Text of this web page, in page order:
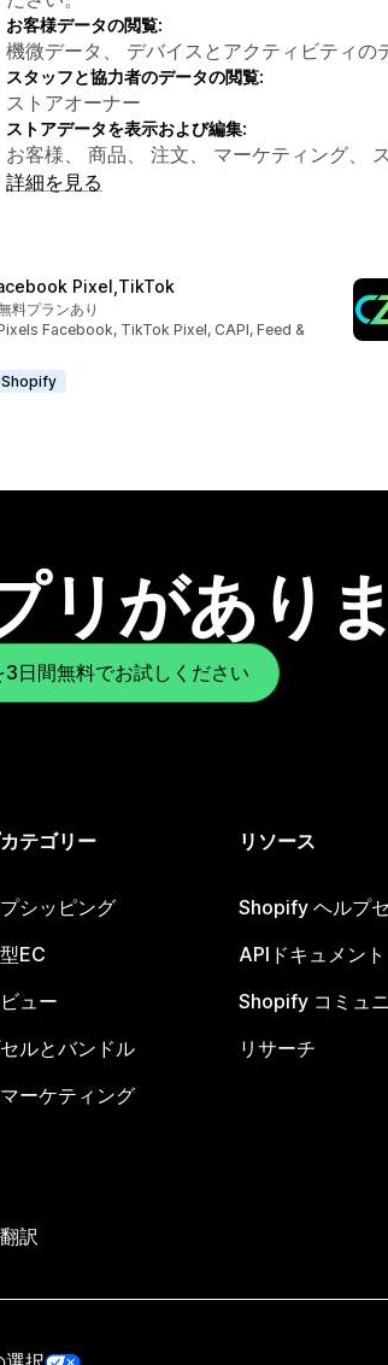
お客様データの閲覧:
機微データ、 デバイスとアクティビティの
スタッフと協力者のデータの閲覧:
ストアオーナー
ストアデータを表示および編集:
お客様、 商品、 注文、 マーケティング、
詳細を見る
Pixel,TikTok
：352件
料プランあり
Facebook, TikTok Pixel, CAPI, Feed &
リがあり
日間無料でお試しください
テゴリー
シッピング
EC
ュー
ルとバンドル
ーケティング
訳
リソース
Shopify ヘルプ
APIドキュメント
Shopify コミュ
リサーチ